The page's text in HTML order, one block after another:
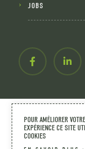
JOBS
FARM FOR GOOD VZW
VENNOOTSCHAP
POUR AMÉLIORER VOTRE
EXPÉRIENCE CE SITE
COOKIES